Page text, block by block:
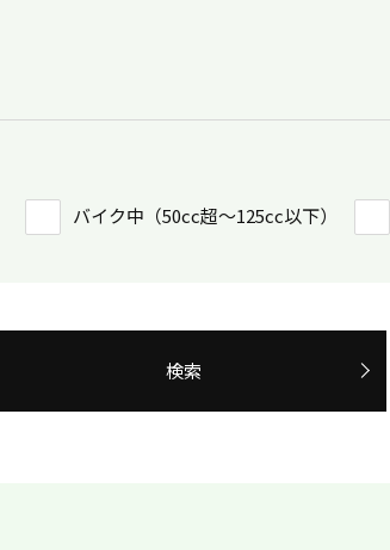
バイク中（50cc超〜125cc以下）
検索